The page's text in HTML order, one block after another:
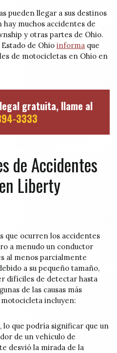
pueden llegar a sus destinos
muchos accidentes de
y otras partes de Ohio.
de Ohio informa que
de motocicletas en Ohio en
gratuita, llame al
3333
de Accidentes
Liberty
que ocurren los accidentes
a menudo un conductor
al menos parcialmente
a su pequeño tamaño,
difíciles de detectar hasta
de las causas más
incluyen:
lo que podría significar que un
de un vehículo de
desvió la mirada de la